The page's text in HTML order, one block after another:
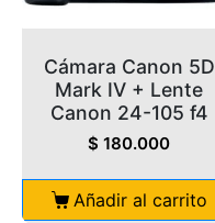
Cámara Canon 5D
Mark IV + Lente
Canon 24-105 f4
$ 180.000
Añadir al carrito